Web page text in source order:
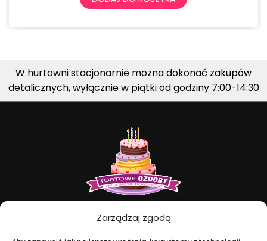
Zarządzaj zgodą
W hurtowni stacjonarnie można dokonać zakupów
detalicznych, wyłącznie w piątki od godziny 7:00-14:30
Dekoracje na torty i akcesoria imprezowe